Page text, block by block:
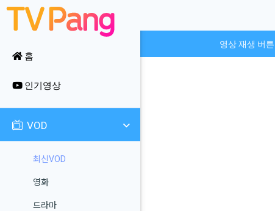
홈
인기영상
VOD
최신VOD
영화
드라마
영상 재생 버